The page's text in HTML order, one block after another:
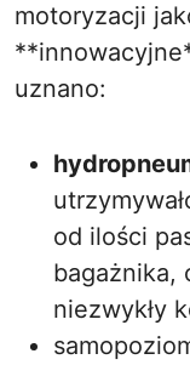
motoryzacji
uznano:
od ilości
bagażnika,
niezwykły